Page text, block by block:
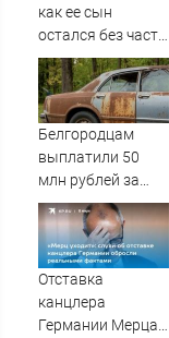
как ее сын
остался без части
пальца в Детском
саду в Западной
Двине
Белгородцам
выплатили 50
млн рублей за
повреждённые
ВСУ авто
Отставка
канцлера
Германии Мерца: